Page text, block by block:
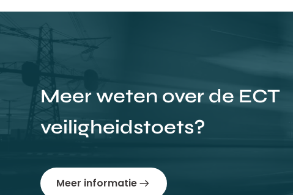
Meer weten over de ECT
veiligheidstoets?
Meer informatie